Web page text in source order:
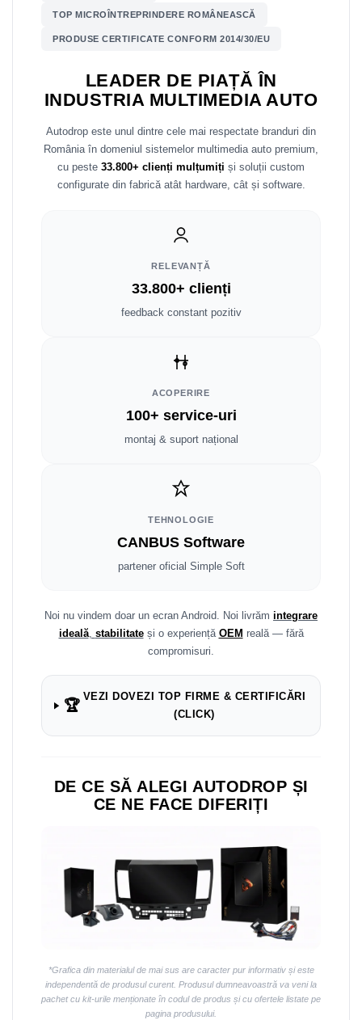
Citroen
Navigații universale 2DIN
Navigații universale 1DIN
Rame adaptoare auto
Rame adaptoare auto
Rame adaptoare Ford
Rame adaptoare Opel
Rame adaptoare Skoda
Rame adaptoare Suzuki
Rame adaptoare Dacia
Rame adaptoare Audi
TOP MICROÎNTREPRINDERE ROMÂNEASCĂ
PRODUSE CERTIFICATE CONFORM 2014/30/EU
LEADER DE PIAȚĂ ÎN
INDUSTRIA MULTIMEDIA AUTO
Autodrop este unul dintre cele mai respectate branduri din
România în domeniul sistemelor multimedia auto premium,
cu peste 33.800+ clienți mulțumiți și soluții custom
configurate din fabrică atât hardware, cât și software.
RELEVANȚĂ
33.800+ clienți
feedback constant pozitiv
ACOPERIRE
100+ service-uri
montaj & suport național
TEHNOLOGIE
CANBUS Software
partener oficial Simple Soft
Noi nu vindem doar un ecran Android. Noi livrăm integrare
ideală, stabilitateși o experiență OEM reală — fără
compromisuri.
🏆
VEZI DOVEZI TOP FIRME & CERTIFICĂRI
(CLICK)
DE CE SĂ ALEGI AUTODROP ȘI
CE NE FACE DIFERIȚI
*Grafica din materialul de mai sus are caracter pur informativ și este
independentă de produsul curent. Produsul dumneavoastră va veni la
pachet cu kit-urile menționate în codul de produs și cu ofertele listate pe
pagina produsului.